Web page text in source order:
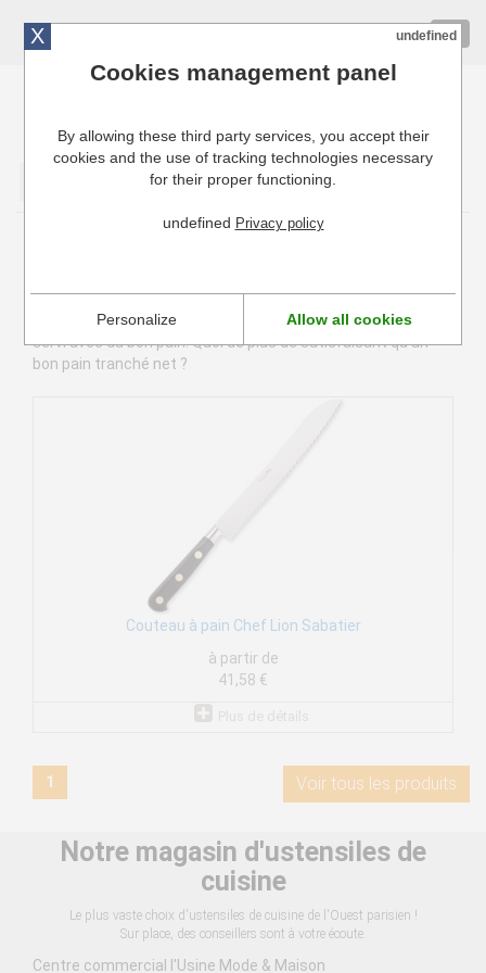
Cuisinresto: Ustensiles de cuisine pour professionnels
Le couteau à pain est primordial pour les professionnels de
la restauration. Surtout en France, où chaque repas est
servi avec du bon pain. Quoi de plus de satisfaisant qu'un
bon pain tranché net ?
Couteau à pain Chef Lion Sabatier
à partir de
41,58 €
1 Voir tous les produits
Notre magasin d'ustensiles de
cuisine
Le plus vaste choix d'ustensiles de cuisine de l'Ouest parisien !
Sur place, des conseillers sont à votre écoute.
Centre commercial l'Usine Mode & Maison
X undefined
Cookies management panel
By allowing these third party services, you accept their
cookies and the use of tracking technologies necessary
for their proper functioning.
undefined Privacy policy
Personalize Allow all cookies